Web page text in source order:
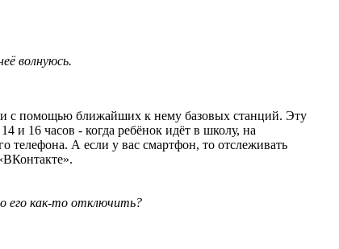
волнуюсь.
с помощью ближайших к нему базовых станций. Эту
и 16 часов - когда ребёнок идёт в школу, на
А если у вас смартфон, то отслеживать
его как-то отключить?